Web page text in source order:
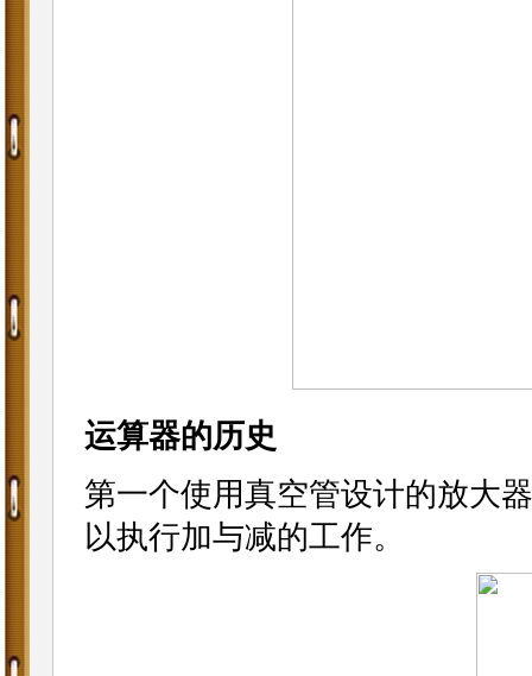
运算器的历史
第一个使用真空管设计的放大
以执行加与减的工作。